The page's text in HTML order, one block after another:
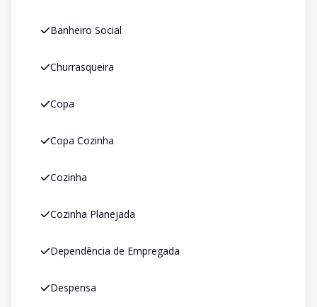
Banheiro Social
Churrasqueira
Copa
Copa Cozinha
Cozinha
Cozinha Planejada
Dependência de Empregada
Despensa